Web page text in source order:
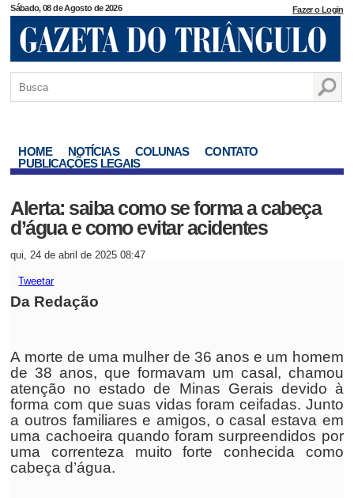
Sábado, 08 de Agosto de 2026 Fazer o Login
HOME NOTÍCIAS COLUNAS
CONTATO
PUBLICAÇÕES LEGAIS
Alerta: saiba como se forma a cabeça
d’água e como evitar acidentes
qui, 24 de abril de 2025 08:47
Tweetar
Da Redação
A morte de uma mulher de 36 anos e um homem
de 38 anos, que formavam um casal, chamou
atenção no estado de Minas Gerais devido à
forma com que suas vidas foram ceifadas. Junto
a outros familiares e amigos, o casal estava em
uma cachoeira quando foram surpreendidos por
uma correnteza muito forte conhecida como
cabeça d’água.